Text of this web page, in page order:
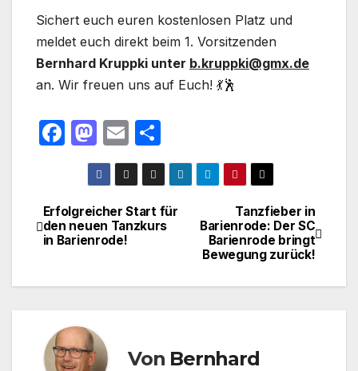
Sichert euch euren kostenlosen Platz und
meldet euch direkt beim 1. Vorsitzenden
Bernhard Kruppki unter b.kruppki@gmx.de
an. Wir freuen uns auf Euch! 💃🕺
F
e
b
o
M
a
st
o
d
n
E
m
ail
ei
le
n
BeitragsnavigationTanzfieber in
Barienrode: Der SC
Barienrode bringt
Bewegung zurück!
Erfolgreicher Start für
den neuen Tanzkurs
in Barienrode!
Von Bernhard